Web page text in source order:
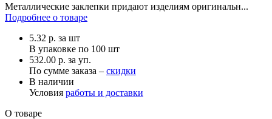
Металлические заклепки придают изделиям оригинальн...
Подробнее о товаре
5.32 р. за шт
В упаковке по 100 шт
532.00 р. за уп.
По сумме заказа – скидки
В наличии
Условия работы и доставки
О товаре